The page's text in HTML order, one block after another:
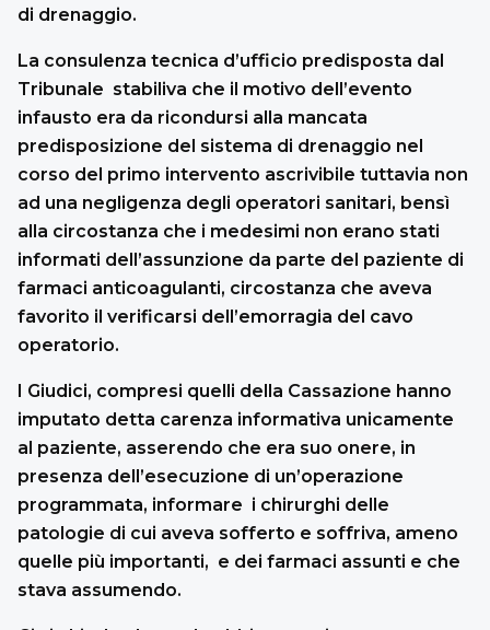
di drenaggio.
La consulenza tecnica d’ufficio predisposta dal
Tribunale stabiliva che il motivo dell’evento
infausto era da ricondursi alla mancata
predisposizione del sistema di drenaggio nel
corso del primo intervento ascrivibile tuttavia non
ad una negligenza degli operatori sanitari, bensì
alla circostanza che i medesimi non erano stati
informati dell’assunzione da parte del paziente di
farmaci anticoagulanti, circostanza che aveva
favorito il verificarsi dell’emorragia del cavo
operatorio.
I Giudici, compresi quelli della Cassazione hanno
imputato detta carenza informativa unicamente
al paziente, asserendo che era suo onere, in
presenza dell’esecuzione di un’operazione
programmata, informare i chirurghi delle
patologie di cui aveva sofferto e soffriva, ameno
quelle più importanti, e dei farmaci assunti e che
stava assumendo.